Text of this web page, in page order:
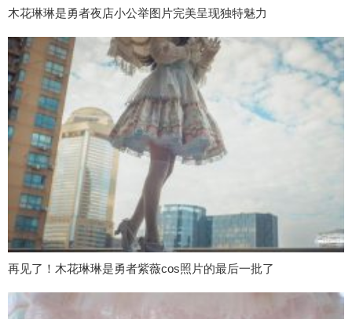
木花琳琳是勇者夜店小公举图片完美呈现独特魅力
再见了！木花琳琳是勇者紫薇cos照片的最后一批了